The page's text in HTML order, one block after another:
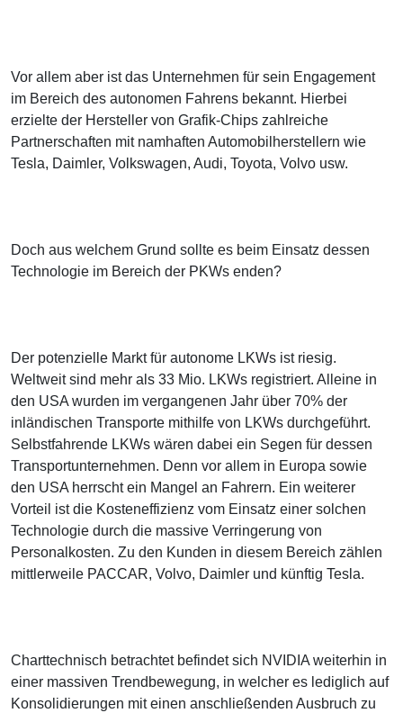
Vor allem aber ist das Unternehmen für sein Engagement
im Bereich des autonomen Fahrens bekannt. Hierbei
erzielte der Hersteller von Grafik-Chips zahlreiche
Partnerschaften mit namhaften Automobilherstellern wie
Tesla, Daimler, Volkswagen, Audi, Toyota, Volvo usw.
Doch aus welchem Grund sollte es beim Einsatz dessen
Technologie im Bereich der PKWs enden?
Der potenzielle Markt für autonome LKWs ist riesig.
Weltweit sind mehr als 33 Mio. LKWs registriert. Alleine in
den USA wurden im vergangenen Jahr über 70% der
inländischen Transporte mithilfe von LKWs durchgeführt.
Selbstfahrende LKWs wären dabei ein Segen für dessen
Transportunternehmen. Denn vor allem in Europa sowie
den USA herrscht ein Mangel an Fahrern. Ein weiterer
Vorteil ist die Kosteneffizienz vom Einsatz einer solchen
Technologie durch die massive Verringerung von
Personalkosten. Zu den Kunden in diesem Bereich zählen
mittlerweile PACCAR, Volvo, Daimler und künftig Tesla.
Charttechnisch betrachtet befindet sich NVIDIA weiterhin in
einer massiven Trendbewegung, in welcher es lediglich auf
Konsolidierungen mit einen anschließenden Ausbruch zu